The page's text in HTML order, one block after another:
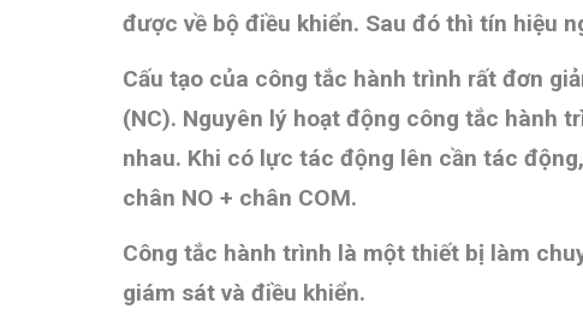
được về bộ điều khiển. Sau đó thì tín hiệu
Cấu tạo của công tắc hành trình rất đơn
(NC). Nguyên lý hoạt động công tắc hành
nhau. Khi có lực tác động lên cần tác
chân NO + chân COM.
Công tắc hành trình là một thiết bị làm
giám sát và điều khiển.